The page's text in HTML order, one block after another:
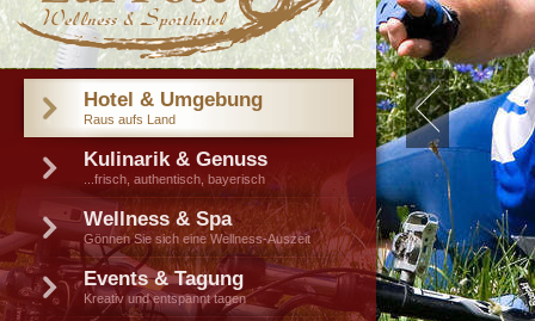
Hotel & Umgebung
Raus aufs Land
Kulinarik & Genuss
...frisch, authentisch, bayerisch
Wellness & Spa
Gönnen Sie sich eine Wellness-Auszeit
Events & Tagung
Kreativ und entspannt tagen